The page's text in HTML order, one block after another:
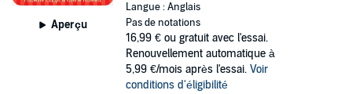
Aperçu
Langue : Anglais
Pas de notations
16,99 € ou gratuit avec l'essai.
Renouvellement automatique à
5,99 €/mois après l'essai. Voir
conditions d'éligibilité